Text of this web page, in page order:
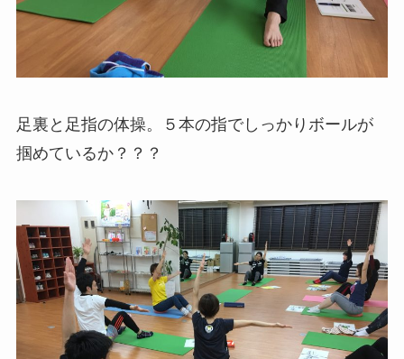
足裏と足指の体操。５本の指でしっかりボールが
掴めているか？？？